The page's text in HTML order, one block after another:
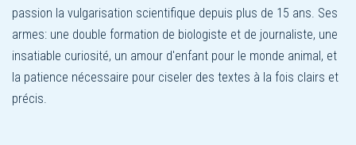
passion la vulgarisation scientifique depuis plus de 15 ans. Ses
armes: une double formation de biologiste et de journaliste, une
insatiable curiosité, un amour d'enfant pour le monde animal, et
la patience nécessaire pour ciseler des textes à la fois clairs et
précis.